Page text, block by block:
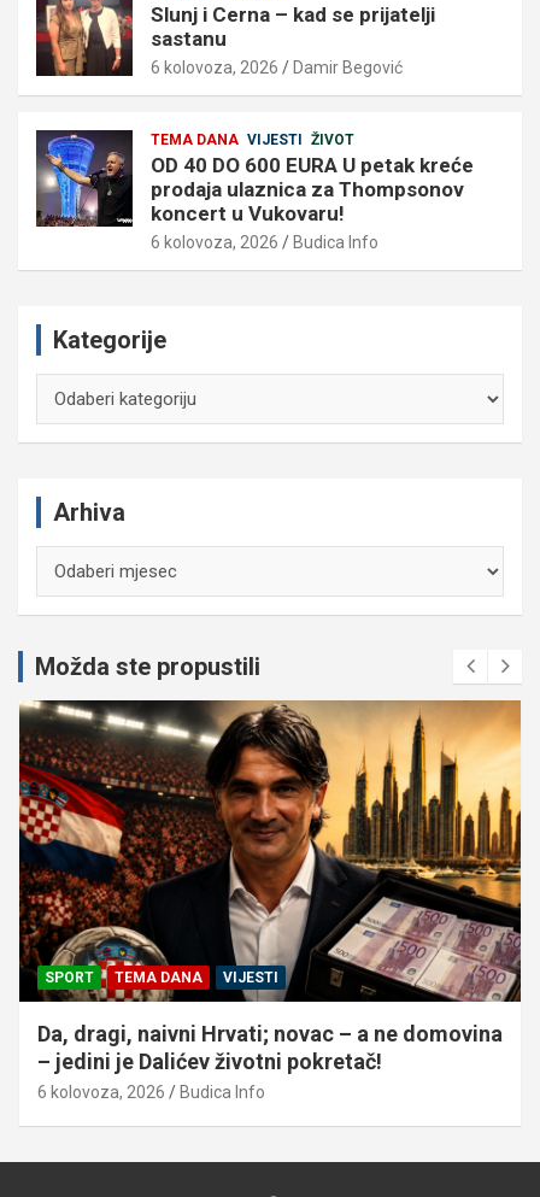
Slunj i Cerna – kad se prijatelji
sastanu
6 kolovoza, 2026 Damir Begović
TEMA DANA VIJESTI ŽIVOT
OD 40 DO 600 EURA U petak kreće
prodaja ulaznica za Thompsonov
koncert u Vukovaru!
6 kolovoza, 2026 Budica Info
Kategorije
Arhiva
Možda ste propustili
SPORT TEMA DANA VIJESTI
Da, dragi, naivni Hrvati; novac – a ne domovina
– jedini je Dalićev životni pokretač!
6 kolovoza, 2026 Budica Info